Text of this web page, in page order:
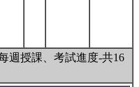
週授課、考試進度-共16